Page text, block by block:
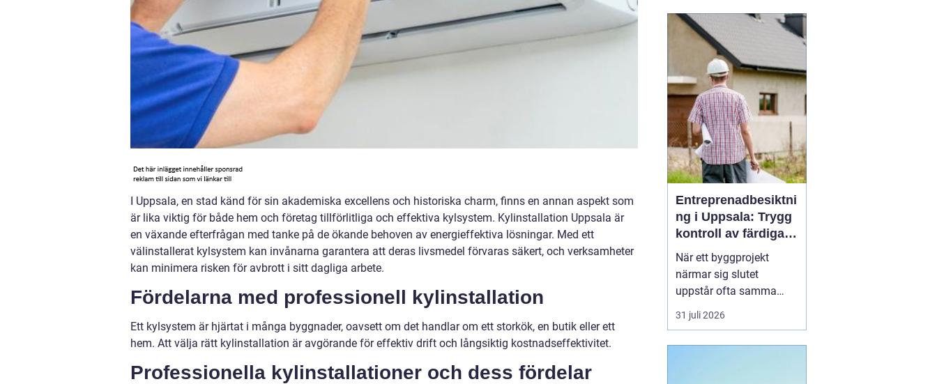
I Uppsala, en stad känd för sin akademiska excellens och historiska charm, finns en annan aspekt som
är lika viktig för både hem och företag tillförlitliga och effektiva kylsystem. Kylinstallation Uppsala är
en växande efterfrågan med tanke på de ökande behoven av energieffektiva lösningar. Med ett
välinstallerat kylsystem kan invånarna garantera att deras livsmedel förvaras säkert, och verksamheter
kan minimera risken för avbrott i sitt dagliga arbete.
Fördelarna med professionell kylinstallation
Ett kylsystem är hjärtat i många byggnader, oavsett om det handlar om ett storkök, en butik eller ett
hem. Att välja rätt kylinstallation är avgörande för effektiv drift och långsiktig kostnadseffektivitet.
Professionella kylinstallationer och dess fördelar
saker: trygg
avregistrering, rimlig
ersättning och omtanke
om miljön. I
Stockholmsområdet
finns flera alternativ...
Entreprenadbesiktni
ng i Uppsala: Trygg
kontroll av färdiga
byggprojekt
När ett byggprojekt
närmar sig slutet
uppstår ofta samma
fråga: är entreprenaden
verkligen utförd så som
31 juli 2026